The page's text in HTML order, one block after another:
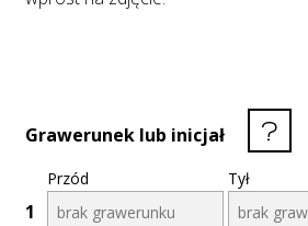
Grawerunek lub inicjał
1
Przód Tył